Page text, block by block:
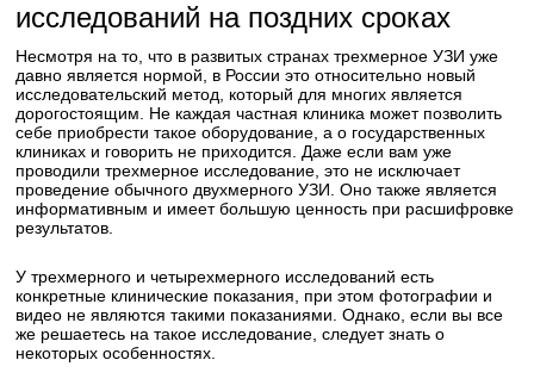
исследований на поздних сроках
Несмотря на то, что в развитых странах трехмерное УЗИ уже
давно является нормой, в России это относительно новый
исследовательский метод, который для многих является
дорогостоящим. Не каждая частная клиника может позволить
себе приобрести такое оборудование, а о государственных
клиниках и говорить не приходится. Даже если вам уже
проводили трехмерное исследование, это не исключает
проведение обычного двухмерного УЗИ. Оно также является
информативным и имеет большую ценность при расшифровке
результатов.
У трехмерного и четырехмерного исследований есть
конкретные клинические показания, при этом фотографии и
видео не являются такими показаниями. Однако, если вы все
же решаетесь на такое исследование, следует знать о
некоторых особенностях.